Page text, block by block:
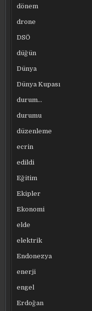
dönem
drone
DSÖ
düğün
Dünya
Dünya Kupası
durum…
durumu
düzenleme
ecrin
edildi
Eğitim
Ekipler
Ekonomi
elde
elektrik
Endonezya
enerji
engel
Erdoğan